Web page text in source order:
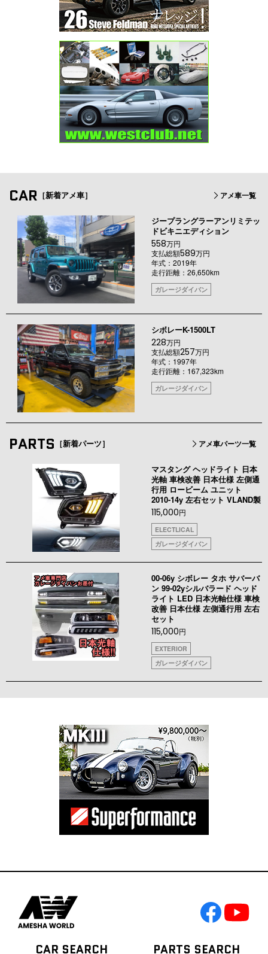
CAR ［新着アメ車］ アメ車一覧
ジープラングラーアンリミテッ
ドビキニエディション
558万円
支払総額589万円
年式：2019年
走行距離：26,650km
ガレージダイバン
シボレーK-1500LT
228万円
支払総額257万円
年式：1997年
走行距離：167,323km
ガレージダイバン
PARTS ［新着パーツ］ アメ車パーツ一覧
マスタング ヘッドライト 日本
光軸 車検改善 日本仕様 左側通
行用 ロービーム ユニット
2010-14y 左右セット VLAND製
115,000円
ELECTLICAL
ガレージダイバン
00-06y シボレー タホ サバーバ
ン 99-02yシルバラード ヘッド
ライト LED 日本光軸仕様 車検
改善 日本仕様 左側通行用 左右
セット
115,000円
EXTERIOR
ガレージダイバン
CAR SEARCH PARTS SEARCH